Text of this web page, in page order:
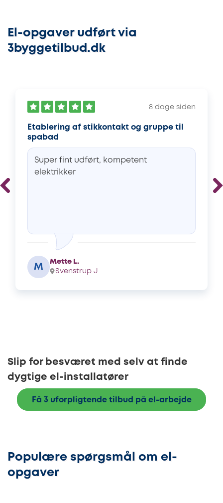
El-opgaver udført via
3byggetilbud.dk
8 dage siden
Etablering af stikkontakt og gruppe til
spabad
Super fint udført, kompetent
elektrikker
M
Mette L.
Svenstrup J
Slip for besværet med selv at finde
dygtige el-installatører
Få 3 uforpligtende tilbud på el-arbejde
Populære spørgsmål om el-
opgaver